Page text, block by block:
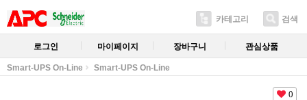
카테고리 검색
로그인 마이페이지 장바구니 관심상품
Smart-UPS On-Line Smart-UPS On-Line
0